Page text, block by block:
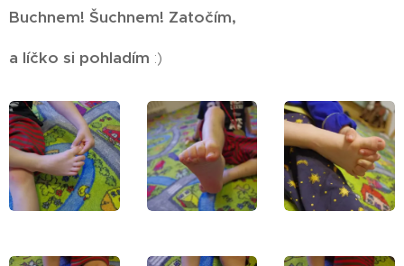
Buchnem! Šuchnem! Zatočím,
a líčko si pohladím :)